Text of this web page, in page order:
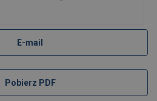
E-mail
Pobierz PDF